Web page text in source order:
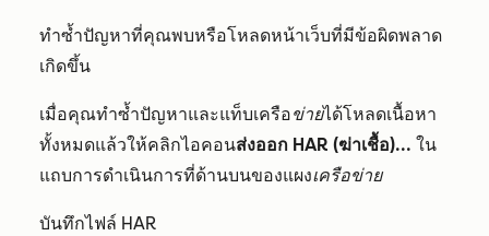
ทำซ้ำปัญหาที่คุณพบหรือโหลดหน้าเว็บที่มีข้อผิดพลาด
เกิดขึ้น
เมื่อคุณทำซ้ำปัญหาและแท็บเครือข่ายได้โหลดเนื้อหา
ทั้งหมดแล้วให้คลิกไอคอนส่งออก HAR (ฆ่าเชื้อ)... ใน
แถบการดำเนินการที่ด้านบนของแผงเครือข่าย
บันทึกไฟล์ HAR